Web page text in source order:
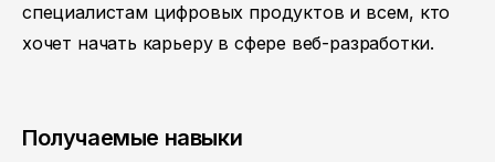
специалистам цифровых продуктов и всем, кто
хочет начать карьеру в сфере веб-разработки.
Получаемые навыки